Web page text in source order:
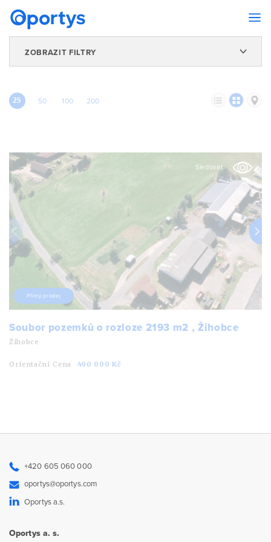
ZOBRAZIT FILTRY
25 50 100 200
Sledovat
Přímý prodej
Soubor pozemků o rozloze 2193 m2 , Žihobce
Žihobce
Orientační Cena 490 000 Kč
+420 605 060 000
oportys@oportys.com
Oportys a.s.
Oportys a. s.